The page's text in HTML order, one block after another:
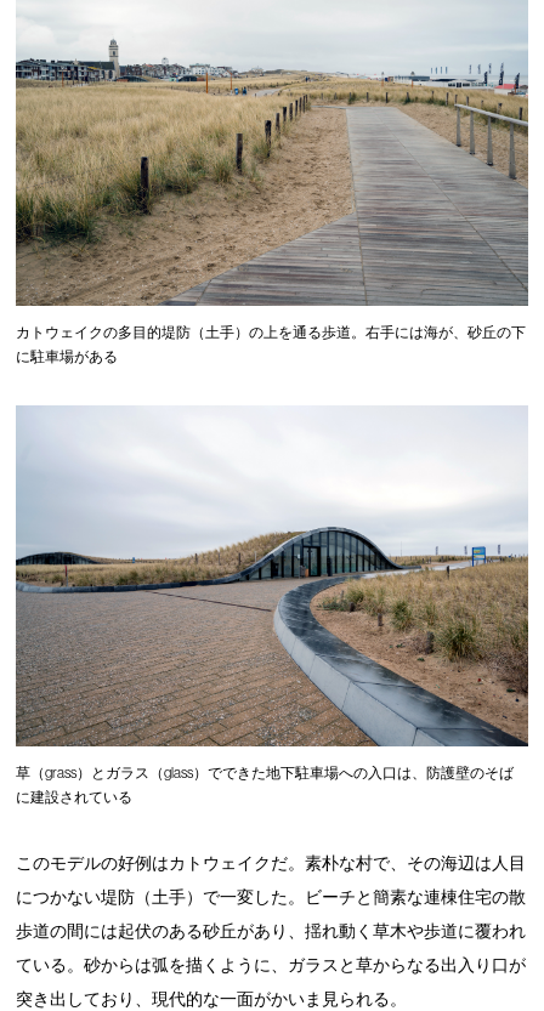
カトウェイクの多目的堤防（土手）の上を通る歩道。右手には海が、砂丘の下
に駐車場がある
草（grass）とガラス（glass）でできた地下駐車場への入口は、防護壁のそば
に建設されている
このモデルの好例はカトウェイクだ。素朴な村で、その海辺は人目
につかない堤防（土手）で一変した。ビーチと簡素な連棟住宅の散
歩道の間には起伏のある砂丘があり、揺れ動く草木や歩道に覆われ
ている。砂からは弧を描くように、ガラスと草からなる出入り口が
突き出しており、現代的な一面がかいま見られる。